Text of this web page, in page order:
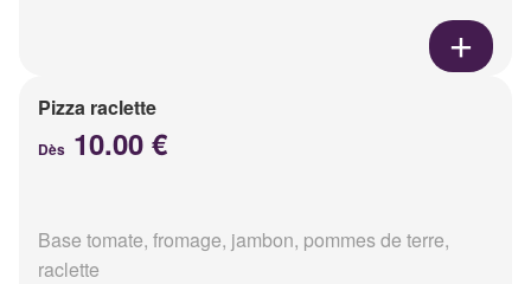
Pizza raclette
Dès 10.00 €
Base tomate, fromage, jambon, pommes de terre,
raclette